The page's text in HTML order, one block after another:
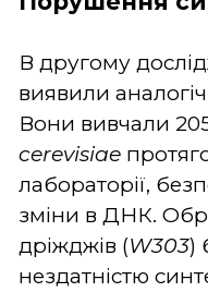
В другому
виявили
Вони вивчали
cerevisiae
лабораторії,
зміни в ДНК.
дріжджів (W303)
нездатністю